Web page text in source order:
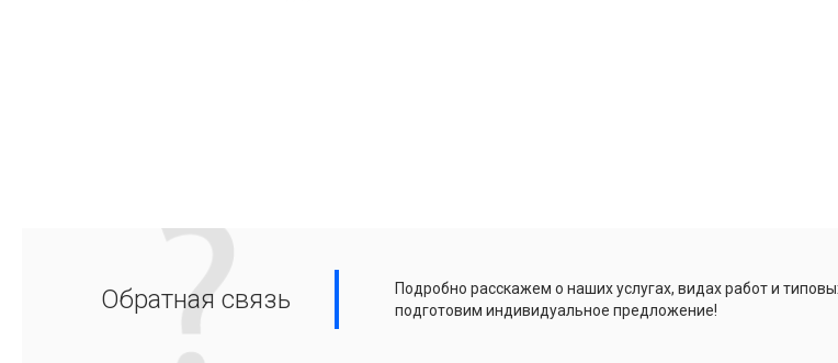
Обратная связь
Подробно расскажем о наших услугах, видах работ и
подготовим индивидуальное предложение!